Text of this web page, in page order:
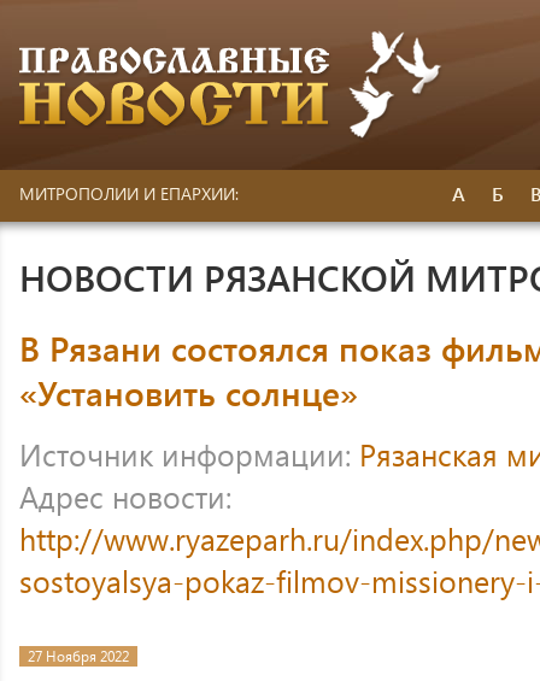
МИТРОПОЛИИ И ЕПАРХИИ: А Б
НОВОСТИ РЯЗАНСКОЙ
В Рязани состоялся показ
«Установить солнце»
Источник информации: Рязанская
Адрес новости:
http://www.ryazeparh.ru/index.php/
sostoyalsya-pokaz-filmov-
27 Ноября 2022